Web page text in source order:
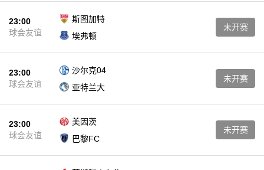
23:00
球会友谊
斯图加特
埃弗顿
未开赛
23:00
球会友谊
沙尔克04
亚特兰大
未开赛
23:00
球会友谊
美因茨
巴黎FC
未开赛